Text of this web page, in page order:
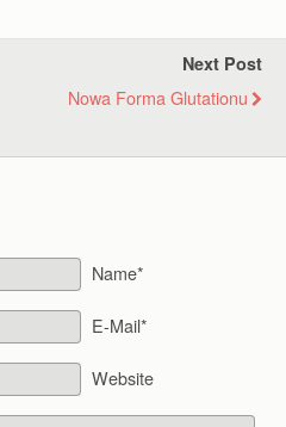
Next Post
Nowa Forma Glutationu
Name*
E-Mail*
Website